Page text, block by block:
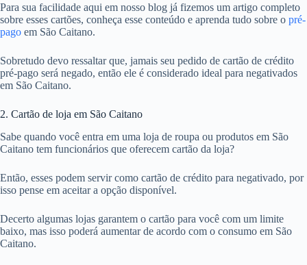
Para sua facilidade aqui em nosso blog já fizemos um artigo completo
sobre esses cartões, conheça esse conteúdo e aprenda tudo sobre o pré-
pago em São Caitano.
Sobretudo devo ressaltar que, jamais seu pedido de cartão de crédito
pré-pago será negado, então ele é considerado ideal para negativados
em São Caitano.
2. Cartão de loja em São Caitano
Sabe quando você entra em uma loja de roupa ou produtos em São
Caitano tem funcionários que oferecem cartão da loja?
Então, esses podem servir como cartão de crédito para negativado, por
isso pense em aceitar a opção disponível.
Decerto algumas lojas garantem o cartão para você com um limite
baixo, mas isso poderá aumentar de acordo com o consumo em São
Caitano.